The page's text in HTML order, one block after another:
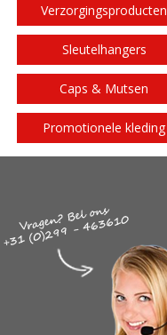
Verzorgingsproducten
Sleutelhangers
Caps & Mutsen
Promotionele kleding